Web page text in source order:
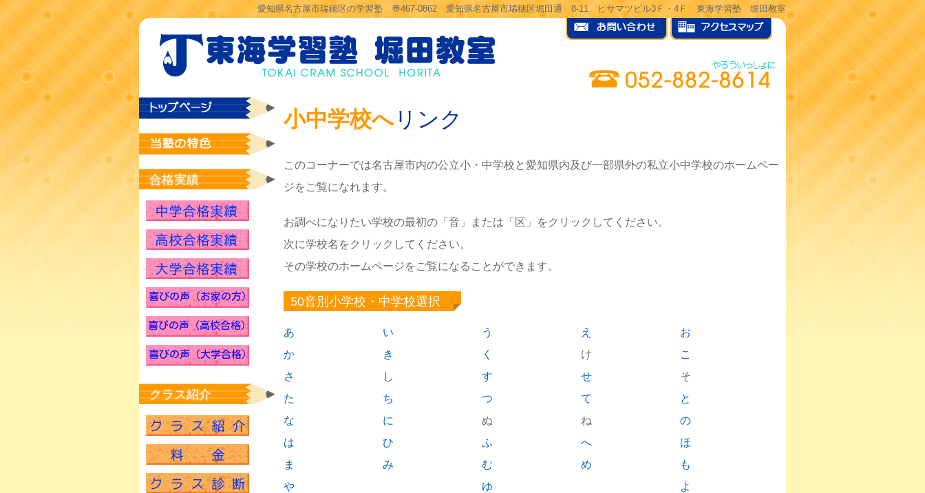
愛知県名古屋市瑞穂区の学習塾 〠467-0862 愛知県名古屋市瑞穂区堀田通 8-11 ヒサマツビル3Ｆ・4Ｆ 東海学習塾 堀田教室
小中学校へリンク
このコーナーでは名古屋市内の公立小・中学校と愛知県内及び一部県外の私立小中学校のホームペー
ジをご覧になれます。
お調べになりたい学校の最初の「音」または「区」をクリックしてください。
次に学校名をクリックしてください。
その学校のホームページをご覧になることができます。
50音別小学校・中学校選択
あ い う え
お
か
き く け
こ
さ
し す せ
そ
た
ち つ て
と
な
に ぬ ね
の
は
ひ ふ へ
ほ
ま
み む め
も
や
ゆ
よ
合格実績
クラス紹介